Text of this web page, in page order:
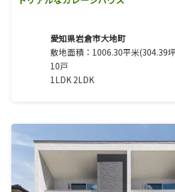
愛知県岩倉市大地町
敷地面積：1006.30平米(304.39
10戸
1LDK 2LDK